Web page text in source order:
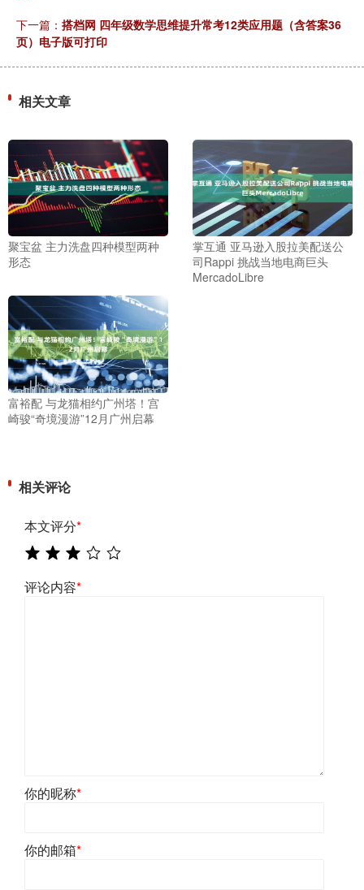
下一篇： 搭档网 四年级数学思维提升常考12类应用题（含答案36
页）电子版可打印
相关文章
聚宝盆 主力洗盘四种模型两种
形态
掌互通 亚马逊入股拉美配送公
司Rappi 挑战当地电商巨头
MercadoLibre
富裕配 与龙猫相约广州塔！宫
崎骏“奇境漫游”12月广州启幕
相关评论
本文评分*
评论内容*
你的昵称*
你的邮箱*